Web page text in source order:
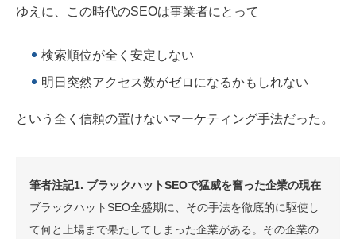
ゆえに、この時代のSEOは事業者にとって
検索順位が全く安定しない
明日突然アクセス数がゼロになるかもしれない
という全く信頼の置けないマーケティング手法だった。
筆者注記1. ブラックハットSEOで猛威を奮った企業の現在
ブラックハットSEO全盛期に、その手法を徹底的に駆使し
て何と上場まで果たしてしまった企業がある。その企業の